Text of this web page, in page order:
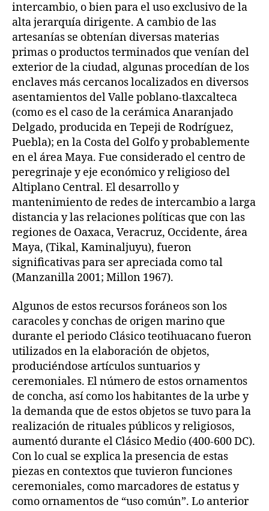
intercambio, o bien para el uso exclusivo de la
alta jerarquía dirigente. A cambio de las
artesanías se obtenían diversas materias
primas o productos terminados que venían del
exterior de la ciudad, algunas procedían de los
enclaves más cercanos localizados en diversos
asentamientos del Valle poblano-tlaxcalteca
(como es el caso de la cerámica Anaranjado
Delgado, producida en Tepeji de Rodríguez,
Puebla); en la Costa del Golfo y probablemente
en el área Maya. Fue considerado el centro de
peregrinaje y eje económico y religioso del
Altiplano Central. El desarrollo y
mantenimiento de redes de intercambio a larga
distancia y las relaciones políticas que con las
regiones de Oaxaca, Veracruz, Occidente, área
Maya, (Tikal, Kaminaljuyu), fueron
significativas para ser apreciada como tal
(Manzanilla 2001; Millon 1967).
Algunos de estos recursos foráneos son los
caracoles y conchas de origen marino que
durante el periodo Clásico teotihuacano fueron
utilizados en la elaboración de objetos,
produciéndose artículos suntuarios y
ceremoniales. El número de estos ornamentos
de concha, así como los habitantes de la urbe y
la demanda que de estos objetos se tuvo para la
realización de rituales públicos y religiosos,
aumentó durante el Clásico Medio (400-600 DC).
Con lo cual se explica la presencia de estas
piezas en contextos que tuvieron funciones
ceremoniales, como marcadores de estatus y
como ornamentos de “uso común”. Lo anterior